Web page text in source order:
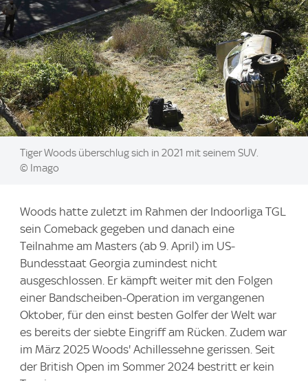
Image:
Tiger Woods überschlug sich in 2021 mit seinem SUV.
© Imago
Woods hatte zuletzt im Rahmen der Indoorliga TGL
sein Comeback gegeben und danach eine
Teilnahme am Masters (ab 9. April) im US-
Bundesstaat Georgia zumindest nicht
ausgeschlossen. Er kämpft weiter mit den Folgen
einer Bandscheiben-Operation im vergangenen
Oktober, für den einst besten Golfer der Welt war
es bereits der siebte Eingriff am Rücken. Zudem war
im März 2025 Woods' Achillessehne gerissen. Seit
der British Open im Sommer 2024 bestritt er kein